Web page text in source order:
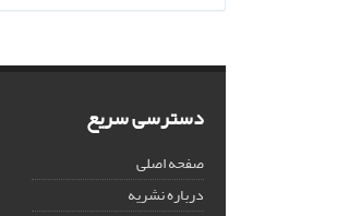
دسترسی سریع
صفحه اصلی
درباره نشریه